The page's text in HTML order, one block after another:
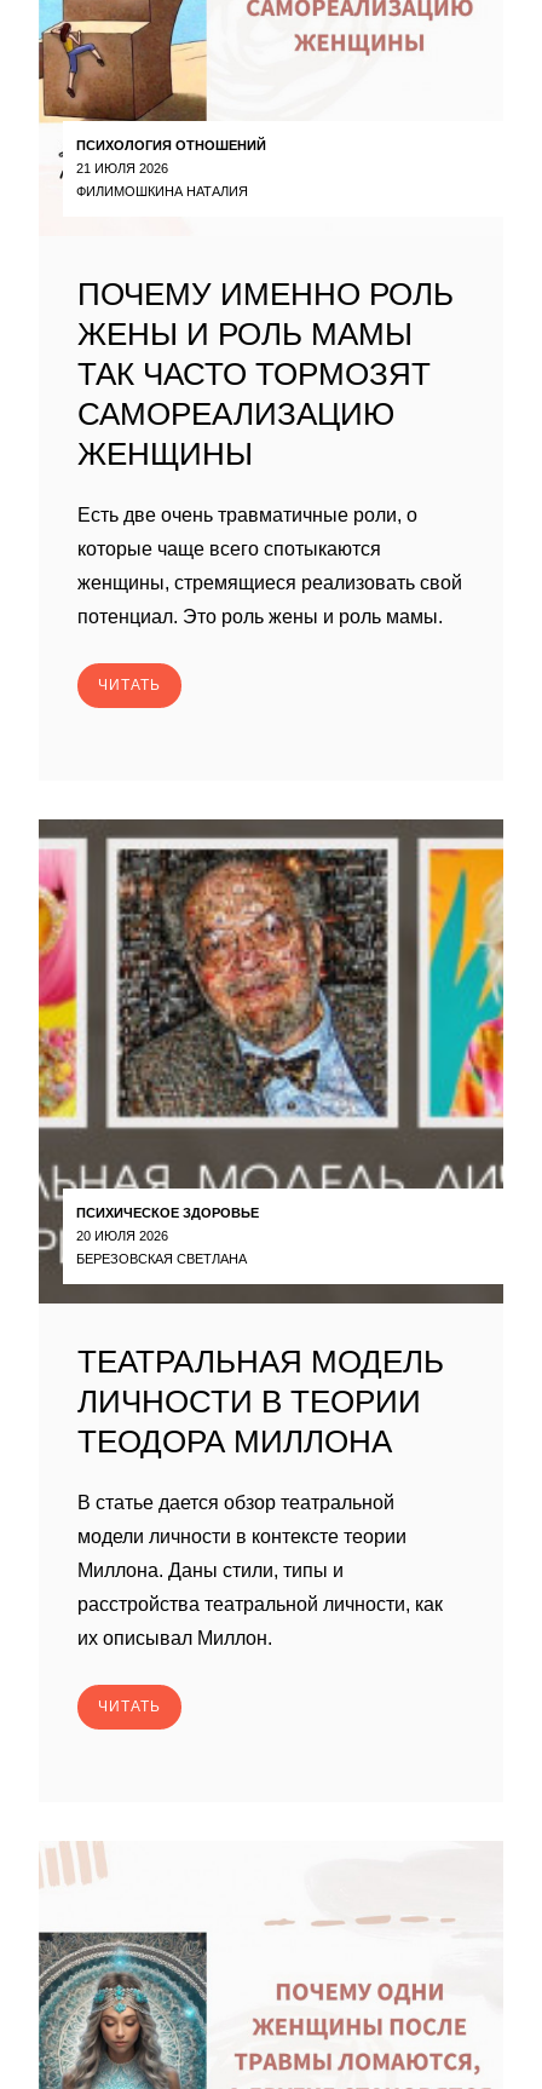
ПСИХОЛОГИЯ ОТНОШЕНИЙ
21 ИЮЛЯ 2026
ФИЛИМОШКИНА НАТАЛИЯ
ПОЧЕМУ ИМЕННО РОЛЬ
ЖЕНЫ И РОЛЬ МАМЫ
ТАК ЧАСТО ТОРМОЗЯТ
САМОРЕАЛИЗАЦИЮ
ЖЕНЩИНЫ
Есть две очень травматичные роли, о
которые чаще всего спотыкаются
женщины, стремящиеся реализовать свой
потенциал. Это роль жены и роль мамы.
ЧИТАТЬ
ПСИХИЧЕСКОЕ ЗДОРОВЬЕ
20 ИЮЛЯ 2026
БЕРЕЗОВСКАЯ СВЕТЛАНА
ТЕАТРАЛЬНАЯ МОДЕЛЬ
ЛИЧНОСТИ В ТЕОРИИ
ТЕОДОРА МИЛЛОНА
В статье дается обзор театральной
модели личности в контексте теории
Миллона. Даны стили, типы и
расстройства театральной личности, как
их описывал Миллон.
ЧИТАТЬ